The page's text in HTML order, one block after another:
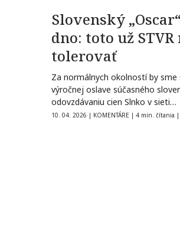
Slovenský
dno: toto už
tolerovať
Za normálnych okolností by
výročnej oslave súčasného
odovzdávaniu cien Slnko v sieti…
10. 04. 2026 | KOMENTÁRE | 4 min. čítania |